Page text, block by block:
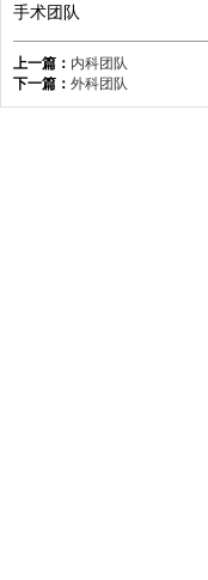
手术团队
上一篇： 内科团队
下一篇： 外科团队